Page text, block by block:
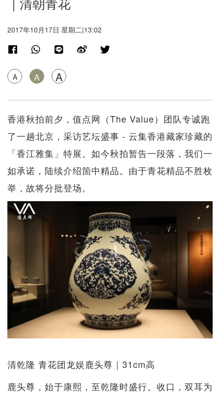
2017年10月17日 星期二|13:02
A A A
香港秋拍前夕，值点网（The Value）团队专诚跑
了一趟北京，采访艺坛盛事 - 云集香港藏家珍藏的
「香江雅集」特展。如今秋拍暂告一段落，我们一
如承诺，陆续介绍箇中精品。由于青花精品不胜枚
举，故将分批登场。
清乾隆 青花团龙娱鹿头尊｜31cm高
鹿头尊，始于康熙，至乾隆时盛行。收口，双耳为